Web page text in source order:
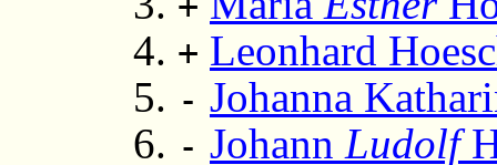
+ Leonhard
- Johanna
- Johann Ludolf